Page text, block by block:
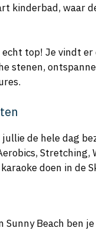
kinderbad, waar
top! Je vindt er
stenen,
de hele dag
doen in de
Sunny Beach ben